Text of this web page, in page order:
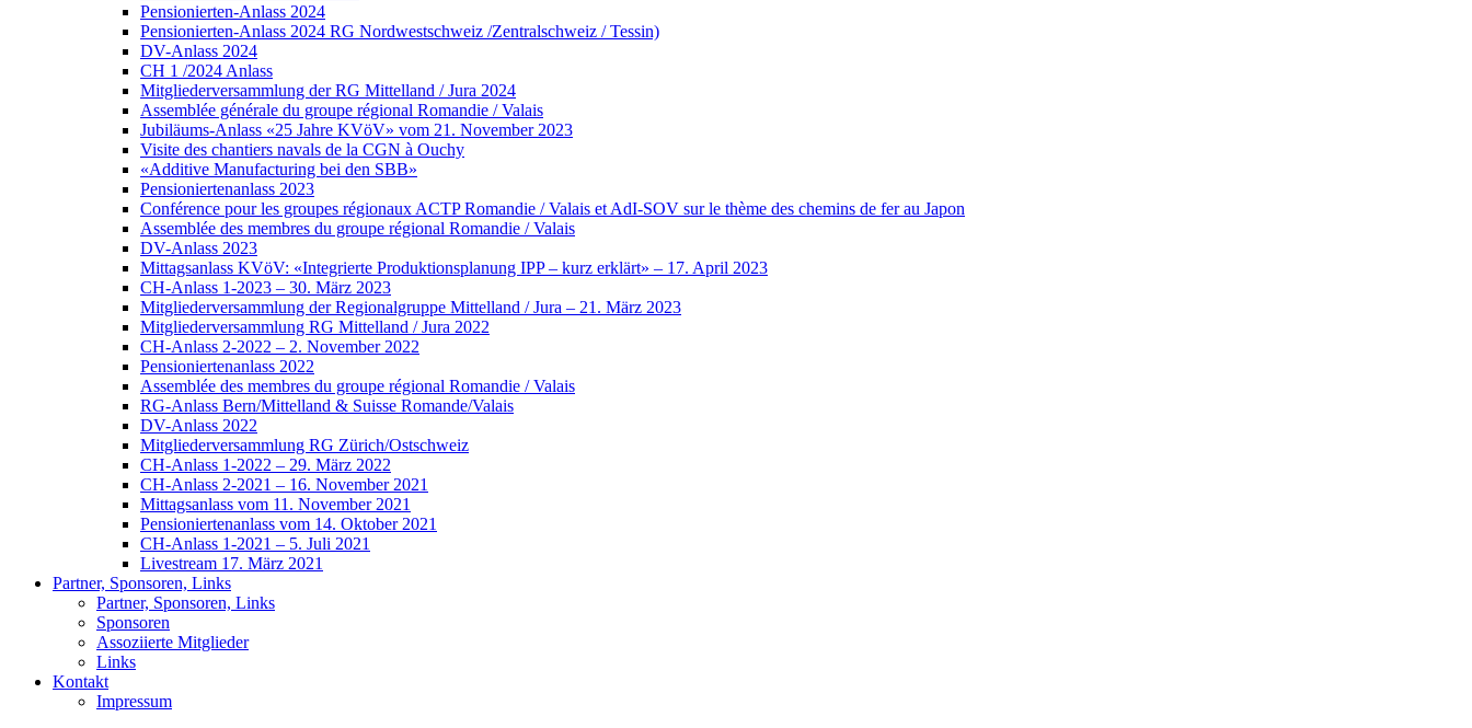
Pensionierten-Anlass 2024
Pensionierten-Anlass 2024 RG Nordwestschweiz /Zentralschweiz / Tessin)
DV-Anlass 2024
CH 1 /2024 Anlass
Mitgliederversammlung der RG Mittelland / Jura 2024
Assemblée générale du groupe régional Romandie / Valais
Jubiläums-Anlass «25 Jahre KVöV» vom 21. November 2023
Visite des chantiers navals de la CGN à Ouchy
«Additive Manufacturing bei den SBB»
Pensioniertenanlass 2023
Conférence pour les groupes régionaux ACTP Romandie / Valais et AdI-SOV sur le thème des chemins de fer au Japon
Assemblée des membres du groupe régional Romandie / Valais
DV-Anlass 2023
Mittagsanlass KVöV: «Integrierte Produktionsplanung IPP – kurz erklärt» – 17. April 2023
CH-Anlass 1-2023 – 30. März 2023
Mitgliederversammlung der Regionalgruppe Mittelland / Jura – 21. März 2023
Mitgliederversammlung RG Mittelland / Jura 2022
CH-Anlass 2-2022 – 2. November 2022
Pensioniertenanlass 2022
Assemblée des membres du groupe régional Romandie / Valais
RG-Anlass Bern/Mittelland & Suisse Romande/Valais
DV-Anlass 2022
Mitgliederversammlung RG Zürich/Ostschweiz
CH-Anlass 1-2022 – 29. März 2022
CH-Anlass 2-2021 – 16. November 2021
Mittagsanlass vom 11. November 2021
Pensioniertenanlass vom 14. Oktober 2021
CH-Anlass 1-2021 – 5. Juli 2021
Livestream 17. März 2021
Partner, Sponsoren, Links
Partner, Sponsoren, Links
Sponsoren
Assoziierte Mitglieder
Links
Kontakt
Impressum